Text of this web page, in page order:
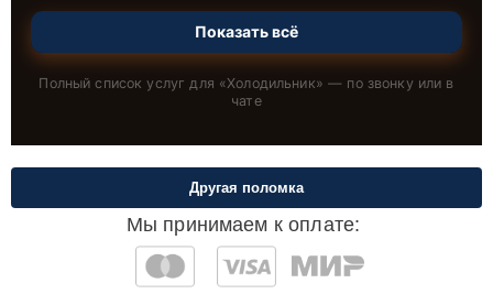
Показать всё
Полный список услуг для «Холодильник» — по звонку или в
чате
Мы принимаем к оплате:
Другая поломка